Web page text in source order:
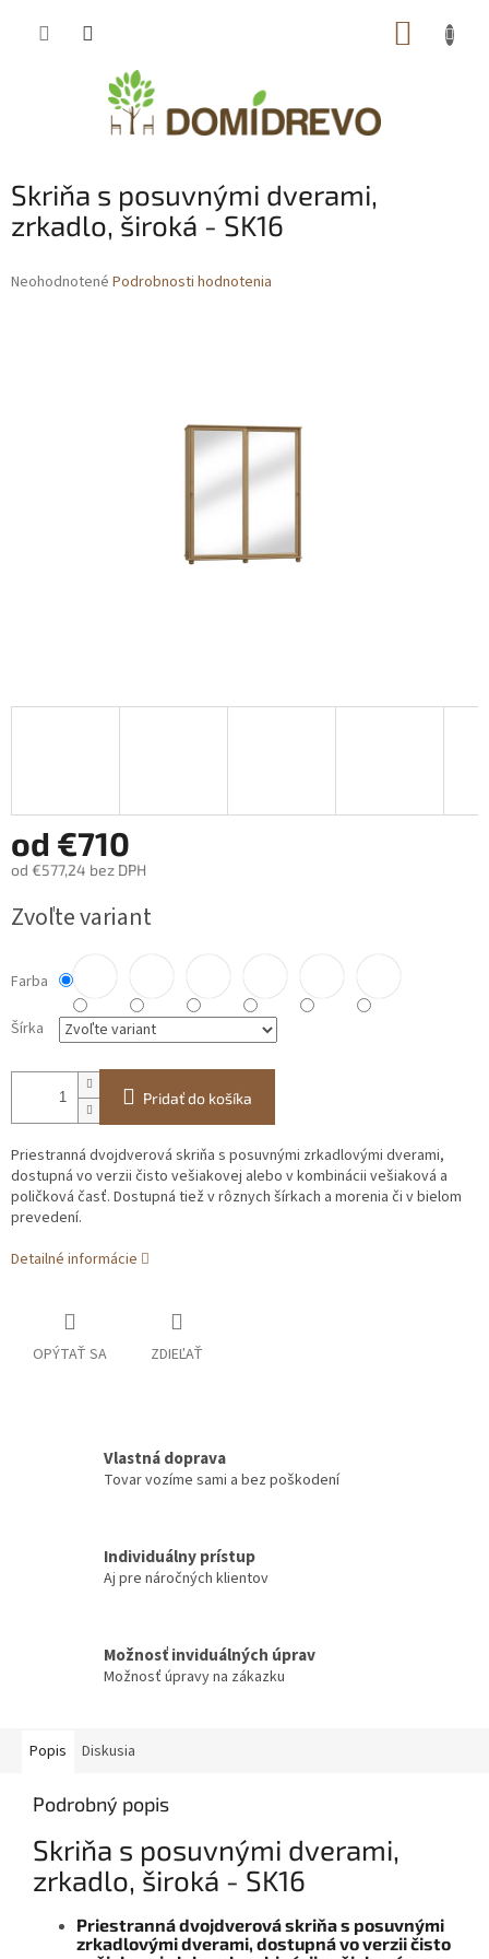
Skriňa s posuvnými dverami,
zrkadlo, široká - SK16
Priemerné
Neohodnotené Podrobnosti hodnotenia
od €710
od €577,24 bez DPH
cena:
Zvoľte variant
Farba
Šírka
Pridať do košíka
Priestranná dvojdverová skriňa s posuvnými zrkadlovými dverami,
dostupná vo verzii čisto vešiakovej alebo v kombinácii vešiaková a
poličková časť. Dostupná tiež v rôznych šírkach a morenia či v bielom
prevedení.
Detailné informácie
OPÝTAŤ SA ZDIEĽAŤ
Vlastná doprava
Tovar vozíme sami a bez poškodení
Individuálny prístup
Aj pre náročných klientov
Možnosť inviduálných úprav
Možnosť úpravy na zákazku
Popis Diskusia
Podrobný popis
Skriňa s posuvnými dverami,
zrkadlo, široká - SK16
Priestranná dvojdverová skriňa s posuvnými
zrkadlovými dverami, dostupná vo verzii čisto